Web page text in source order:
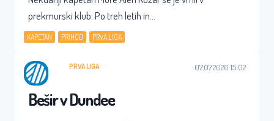
prekmurski klub. Po treh letih in…
KAPETAN PRIHOD PRVA LIGA
PRVA LIGA 07.07.2026 15:02
Bešir v Dundee